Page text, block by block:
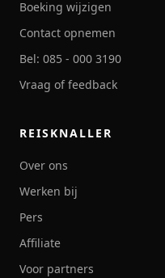
Boeking wijzigen
Contact opnemen
Bel: 085 - 000 3190
Vraag of feedback
REISKNALLER
Over ons
Werken bij
Pers
Affiliate
Voor partners